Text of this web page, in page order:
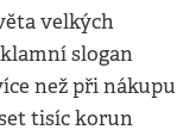
velkých
slogan
než při nákupu
tisíc korun